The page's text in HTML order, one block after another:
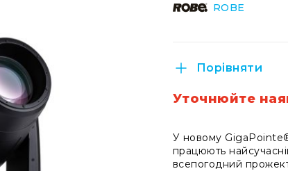
ROBE
Порівняти
Уточнюйте
У новому GigaPointe®
працюють
всепогодний